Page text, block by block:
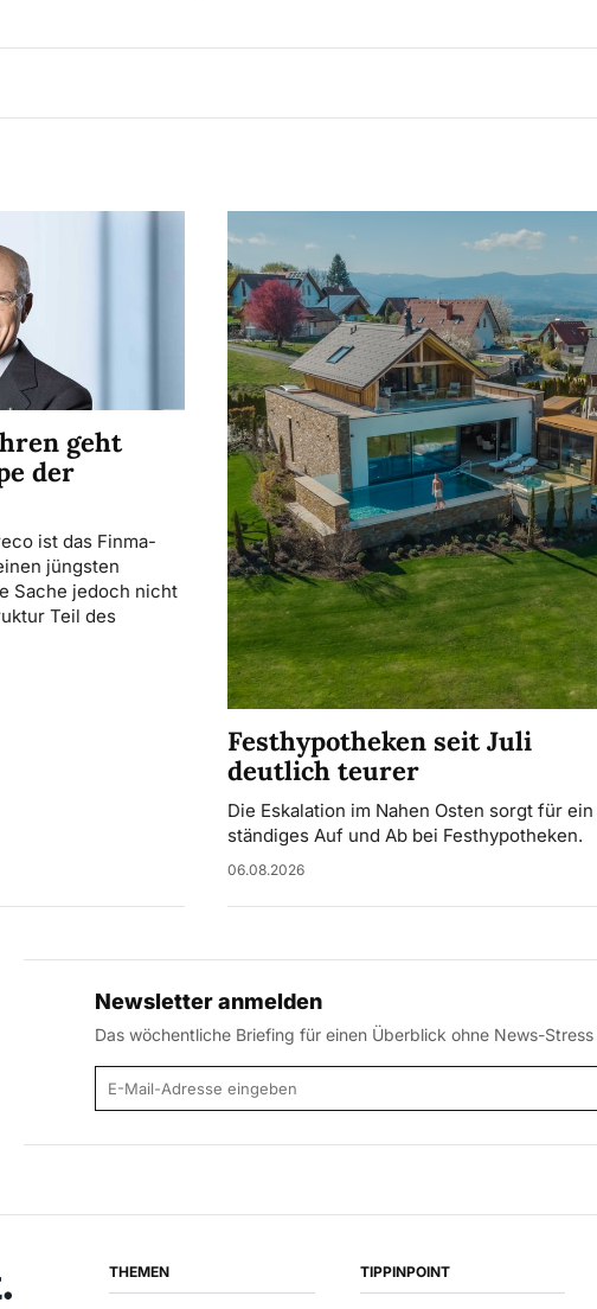
geht
der
ist das Finma-
jüngsten
Sache jedoch nicht
Teil des
Festhypotheken seit Juli
deutlich teurer
Die Eskalation im Nahen Osten sorgt für ein
ständiges Auf und Ab bei Festhypotheken.
06.08.2026
Newsletter anmelden
Das wöchentliche Briefing für einen Überblick ohne News-Stress
E-Mail-Adresse
THEMEN TIPPINPOINT